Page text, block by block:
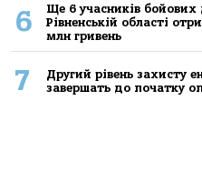
6
Ще 6 учасників
Рівненській області
млн гривень
7
Другий рівень захисту
завершать до початку